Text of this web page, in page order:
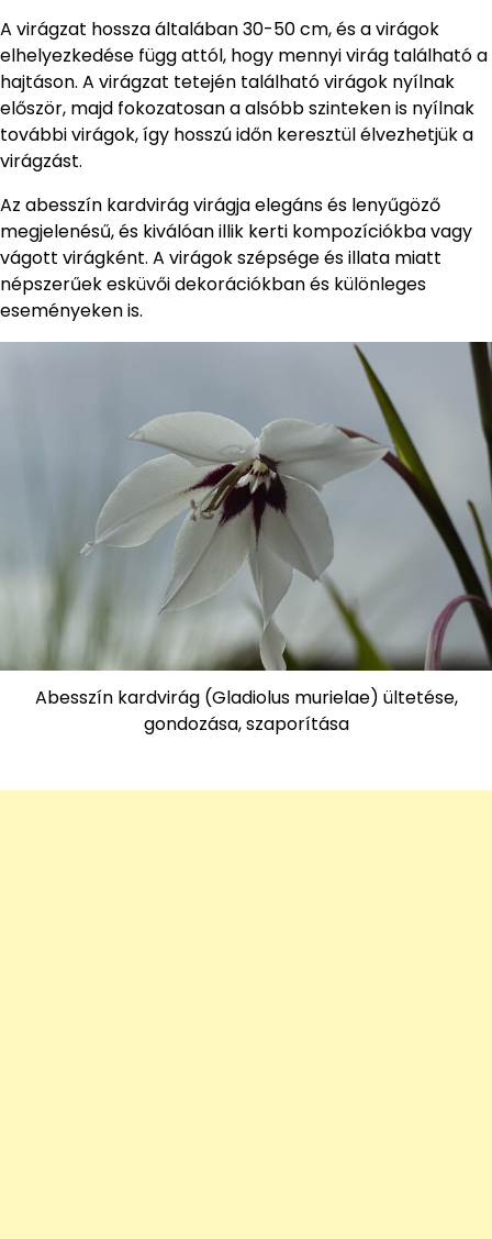
A virágzat hossza általában 30-50 cm, és a virágok
elhelyezkedése függ attól, hogy mennyi virág található a
hajtáson. A virágzat tetején található virágok nyílnak
először, majd fokozatosan a alsóbb szinteken is nyílnak
további virágok, így hosszú időn keresztül élvezhetjük a
virágzást.
Az abesszín kardvirág virágja elegáns és lenyűgöző
megjelenésű, és kiválóan illik kerti kompozíciókba vagy
vágott virágként. A virágok szépsége és illata miatt
népszerűek esküvői dekorációkban és különleges
eseményeken is.
Abesszín kardvirág (Gladiolus murielae) ültetése,
gondozása, szaporítása